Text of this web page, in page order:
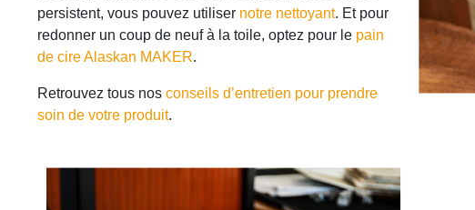
persistent, vous pouvez utiliser notre nettoyant. Et pour
redonner un coup de neuf à la toile, optez pour le pain
de cire Alaskan MAKER.
Retrouvez tous nos conseils d’entretien pour prendre
soin de votre produit.